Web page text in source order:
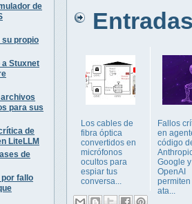
de
su propio
Stuxnet
para sus
de
LiteLLM
de
fallo
Entradas
Los cables de
fibra óptica
convertidos en
micrófonos
ocultos para
espiar tus
conversa...
Fallos
en
código
Google y
OpenAI
ata...